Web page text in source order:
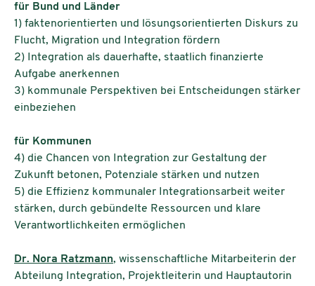
für Bund und Länder
1) faktenorientierten und lösungsorientierten Diskurs zu
Flucht, Migration und Integration fördern
2) Integration als dauerhafte, staatlich finanzierte
Aufgabe anerkennen
3) kommunale Perspektiven bei Entscheidungen stärker
einbeziehen
für Kommunen
4) die Chancen von Integration zur Gestaltung der
Zukunft betonen, Potenziale stärken und nutzen
5) die Effizienz kommunaler Integrationsarbeit weiter
stärken, durch gebündelte Ressourcen und klare
Verantwortlichkeiten ermöglichen
Dr. Nora Ratzmann, wissenschaftliche Mitarbeiterin der
Abteilung Integration, Projektleiterin und Hauptautorin